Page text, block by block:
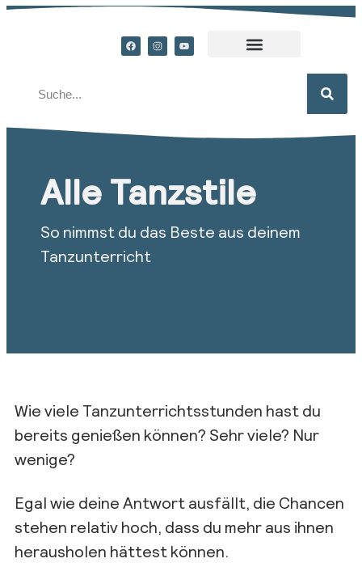
Alle Tanzstile
So nimmst du das Beste aus deinem
Tanzunterricht
Wie viele Tanzunterrichtsstunden hast du
bereits genießen können? Sehr viele? Nur
wenige?
Egal wie deine Antwort ausfällt, die Chancen
stehen relativ hoch, dass du mehr aus ihnen
herausholen hättest können.